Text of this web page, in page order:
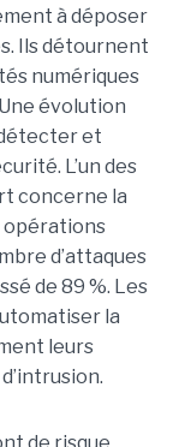
à déposer
Ils détournent
numériques
évolution
et
L’un des
concerne la
opérations
d’attaques
de 89 %. Les
la
leurs